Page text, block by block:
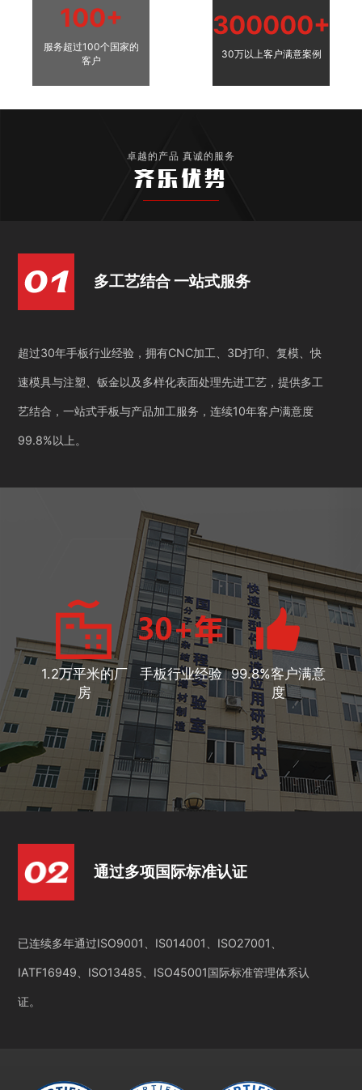
100+
服务超过100个国家的
客户
300000+
30万以上客户满意案例
卓越的产品 真诚的服务
齐乐优势
多工艺结合 一站式服务
超过30年手板行业经验，拥有CNC加工、3D打印、复模、快
速模具与注塑、钣金以及多样化表面处理先进工艺，提供多工
艺结合，一站式手板与产品加工服务，连续10年客户满意度
99.8%以上。
1.2万平米的厂
房
手板行业经验 99.8%客户满意
度
通过多项国际标准认证
已连续多年通过ISO9001、IS014001、ISO27001、
IATF16949、ISO13485、ISO45001国际标准管理体系认
证。